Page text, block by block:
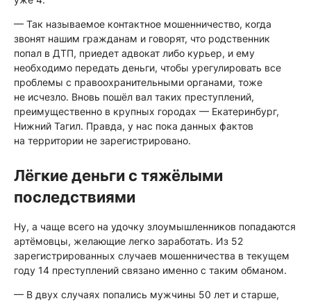
— Так называемое контактное мошенничество, когда
звонят нашим гражданам и говорят, что родственник
попал в ДТП, приедет адвокат либо курьер, и ему
необходимо передать деньги, чтобы урегулировать все
проблемы с правоохранительными органами, тоже
не исчезло. Вновь пошёл вал таких преступлений,
преимущественно в крупных городах — Екатеринбург,
Нижний Тагил. Правда, у нас пока данных фактов
на территории не зарегистрировано.
Лёгкие деньги с тяжёлыми
последствиями
Ну, а чаще всего на удочку злоумышленников попадаются
артёмовцы, желающие легко заработать. Из 52
зарегистрированных случаев мошенничества в текущем
году 14 преступлений связано именно с таким обманом.
— В двух случаях попались мужчины 50 лет и старше,